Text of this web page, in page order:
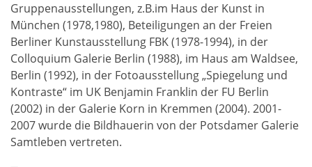
Gruppenausstellungen, z.B.im Haus der Kunst in
München (1978,1980), Beteiligungen an der Freien
Berliner Kunstausstellung FBK (1978-1994), in der
Colloquium Galerie Berlin (1988), im Haus am Waldsee,
Berlin (1992), in der Fotoausstellung „Spiegelung und
Kontraste“ im UK Benjamin Franklin der FU Berlin
(2002) in der Galerie Korn in Kremmen (2004). 2001-
2007 wurde die Bildhauerin von der Potsdamer Galerie
Samtleben vertreten.